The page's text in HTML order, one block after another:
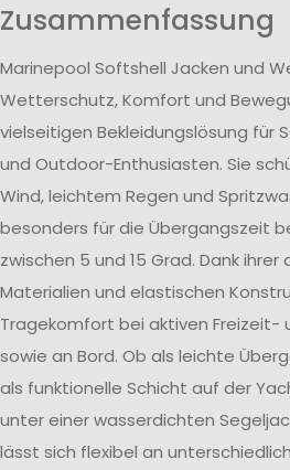
Zusammenfassung
Marinepool Softshell Jacken und
Wetterschutz, Komfort und
vielseitigen Bekleidungslösung für
und Outdoor-Enthusiasten. Sie
Wind, leichtem Regen und
besonders für die Übergangszeit
zwischen 5 und 15 Grad. Dank
Materialien und elastischen
Tragekomfort bei aktiven Freizeit-
sowie an Bord. Ob als leichte
als funktionelle Schicht auf der
unter einer wasserdichten
lässt sich flexibel an